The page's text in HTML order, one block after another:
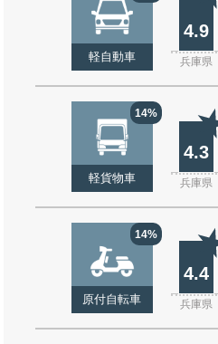
軽自動車
4.9
兵庫県
14%
軽貨物車
4.3
兵庫県
14%
原付自転車
4.4
兵庫県